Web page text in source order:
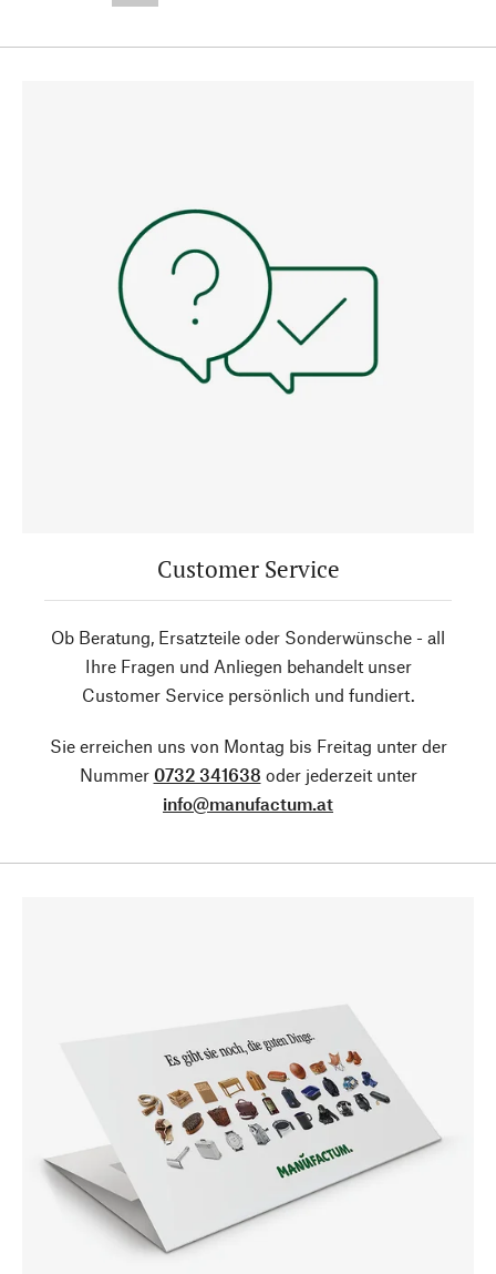
Customer Service
Ob Beratung, Ersatzteile oder Sonderwünsche - all
Ihre Fragen und Anliegen behandelt unser
Customer Service persönlich und fundiert.
Sie erreichen uns von Montag bis Freitag unter der
Nummer 0732 341638 oder jederzeit unter
info@manufactum.at